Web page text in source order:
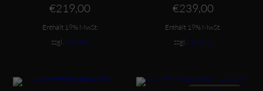
€219,00
Enthält 19% MwSt.
zzgl. Versand
€239,00
Enthält 19% MwSt.
zzgl.Versand
Dieses Produkt weist mehrere Varianten auf. Die Optionen können auf der Produktseite gewählt werden Dieses Produkt weist mehrere Varianten auf. Die Optionen können auf der Produktseite gewählt werden